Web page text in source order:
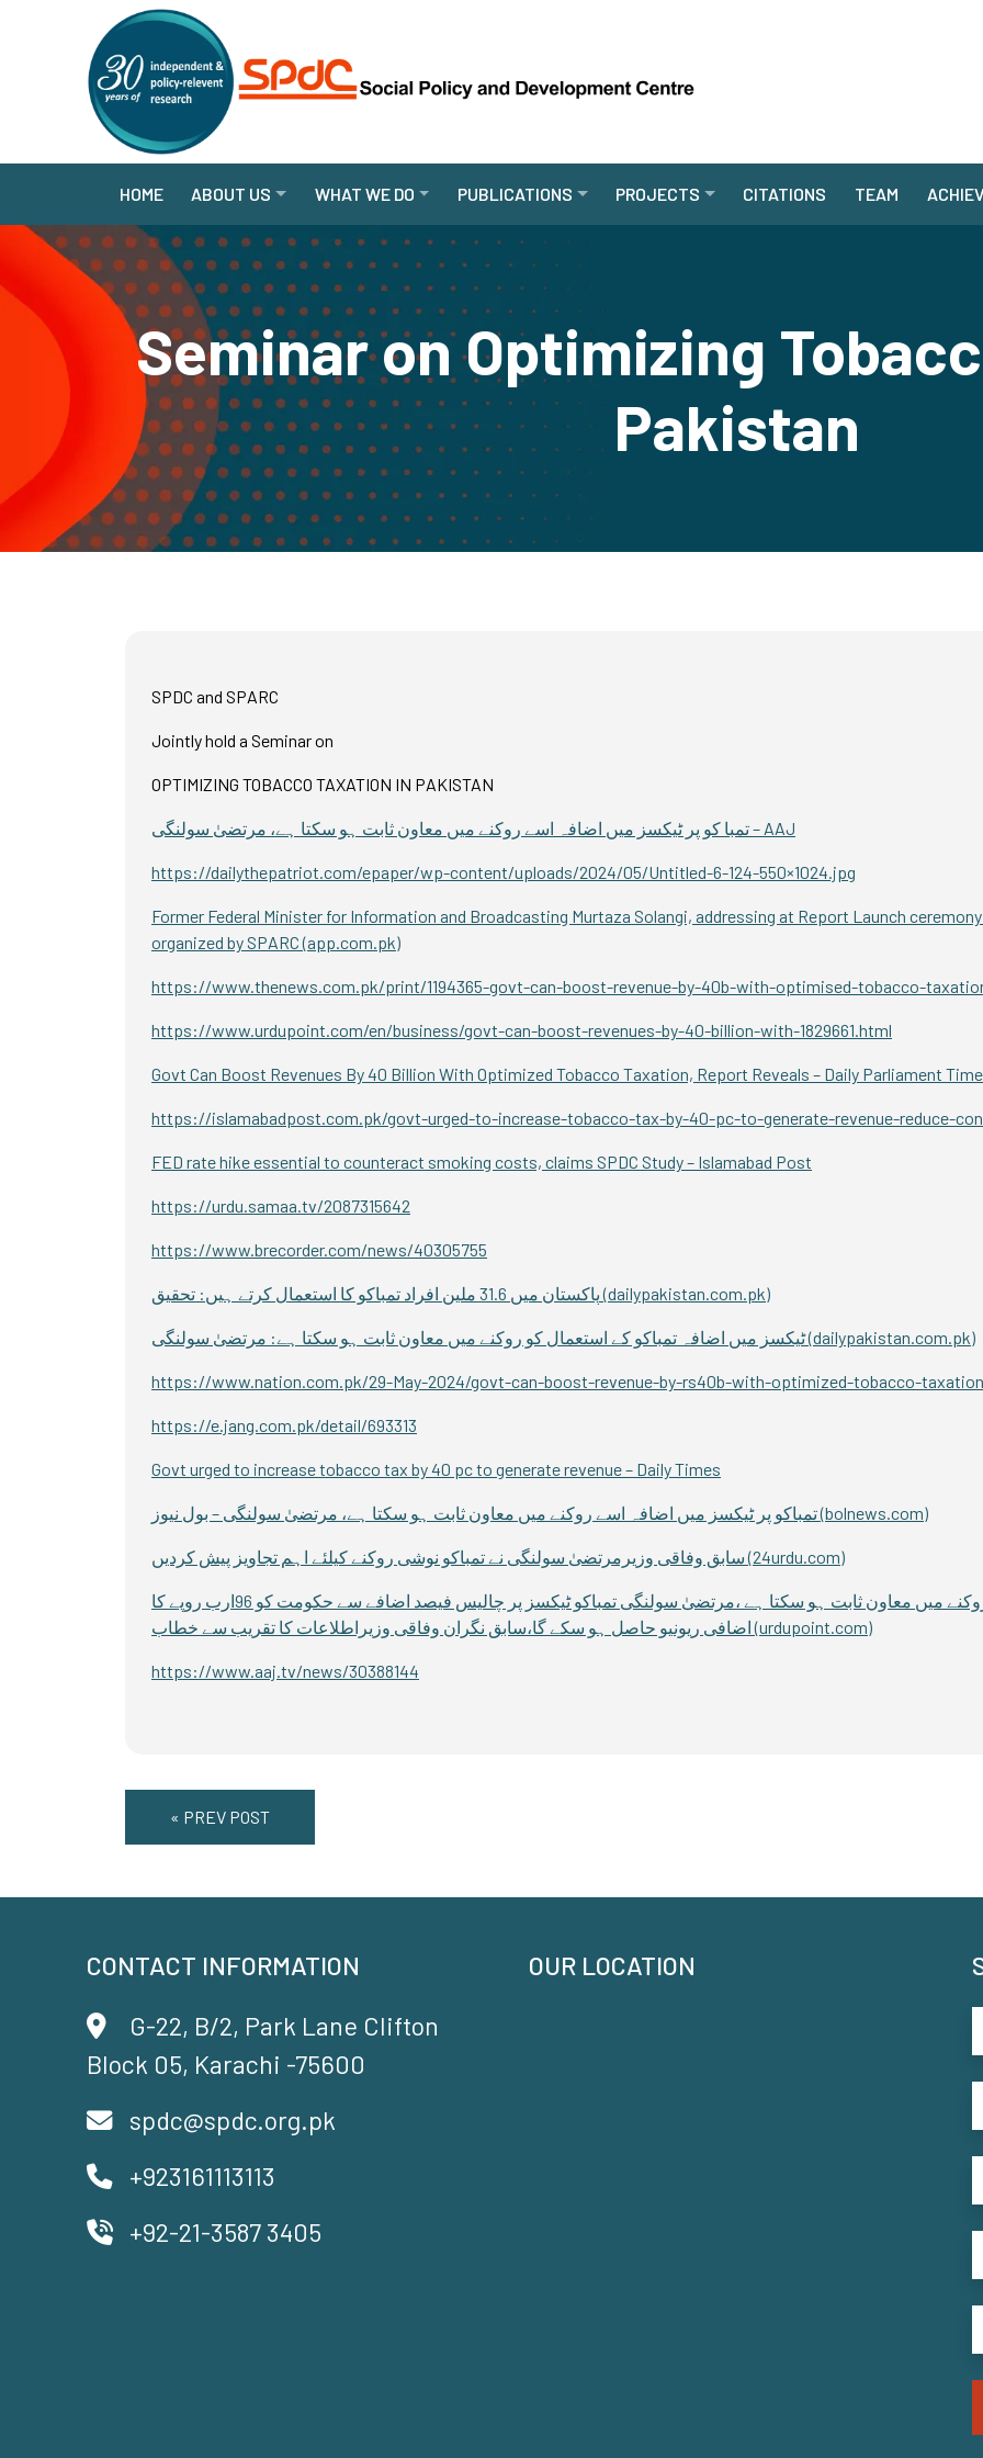
HOME ABOUT US WHAT WE DO PUBLICATIONS PROJECTS CITATIONS TEAM
Seminar on Optimizing
Pakistan
SPDC and SPARC
Jointly hold a Seminar on
OPTIMIZING TOBACCO TAXATION IN PAKISTAN
تمبا کو پر ٹیکسز میں اضافہ اسے روکنے میں معاون ثابت ہو سکتا ہے، مرتضیٰ سولنگی– AAJ
https://dailythepatriot.com/epaper/wp-content/uploads/2024/05/Untitled-6-124-550×1024.jpg
Former Federal Minister for Information and Broadcasting Murtaza Solangi, addressing at Report Launch
organized by SPARC (app.com.pk)
https://www.thenews.com.pk/print/1194365-govt-can-boost-revenue-by-40b-with-optimised-tobacco-
https://www.urdupoint.com/en/business/govt-can-boost-revenues-by-40-billion-with-1829661.html
Govt Can Boost Revenues By 40 Billion With Optimized Tobacco Taxation, Report Reveals – Daily Parliament
https://islamabadpost.com.pk/govt-urged-to-increase-tobacco-tax-by-40-pc-to-generate-revenue-reduce-
FED rate hike essential to counteract smoking costs, claims SPDC Study – Islamabad Post
https://urdu.samaa.tv/2087315642
https://www.brecorder.com/news/40305755
پاکستان میں 31.6 ملین افراد تمباکو کا استعمال کرتے ہیں: تحقیق(dailypakistan.com.pk)
ٹیکسز میں اضافہ تمباکو کے استعمال کو روکنے میں معاون ثابت ہو سکتا ہے: مرتضیٰ سولنگی(dailypakistan.com.pk)
https://www.nation.com.pk/29-May-2024/govt-can-boost-revenue-by-rs40b-with-optimized-tobacco-
https://e.jang.com.pk/detail/693313
Govt urged to increase tobacco tax by 40 pc to generate revenue – Daily Times
تمباکو پر ٹیکسز میں اضافہ اسے روکنے میں معاون ثابت ہو سکتا ہے، مرتضیٰ سولنگی – بول نیوز (bolnews.com)
سابق وفاقی وزیرمرتضیٰ سولنگی نے تمباکو نوشی روکنے کیلئے اہم تجاویز پیش کردیں (24urdu.com)
تمباکو پر باقاعدگی سے ٹیکسز میں اضافہ اسے روکنے میں معاون ثابت ہو سکتا ہے ،مرتضیٰ سولنگی تمباکو ٹیکسز پر چالیس فیصد اضافے سے حکومت کو 96ارب روپے کا
اضافی ریونیو حاصل ہو سکے گا،سابق نگران وفاقی وزیراطلاعات کا تقریب سے خطاب (urdupoint.com)
https://www.aaj.tv/news/30388144
« PREV POST
CONTACT INFORMATION
G-22, B/2, Park Lane Clifton
Block 05, Karachi -75600
spdc@spdc.org.pk
+923161113113
+92-21-3587 3405
OUR LOCATION